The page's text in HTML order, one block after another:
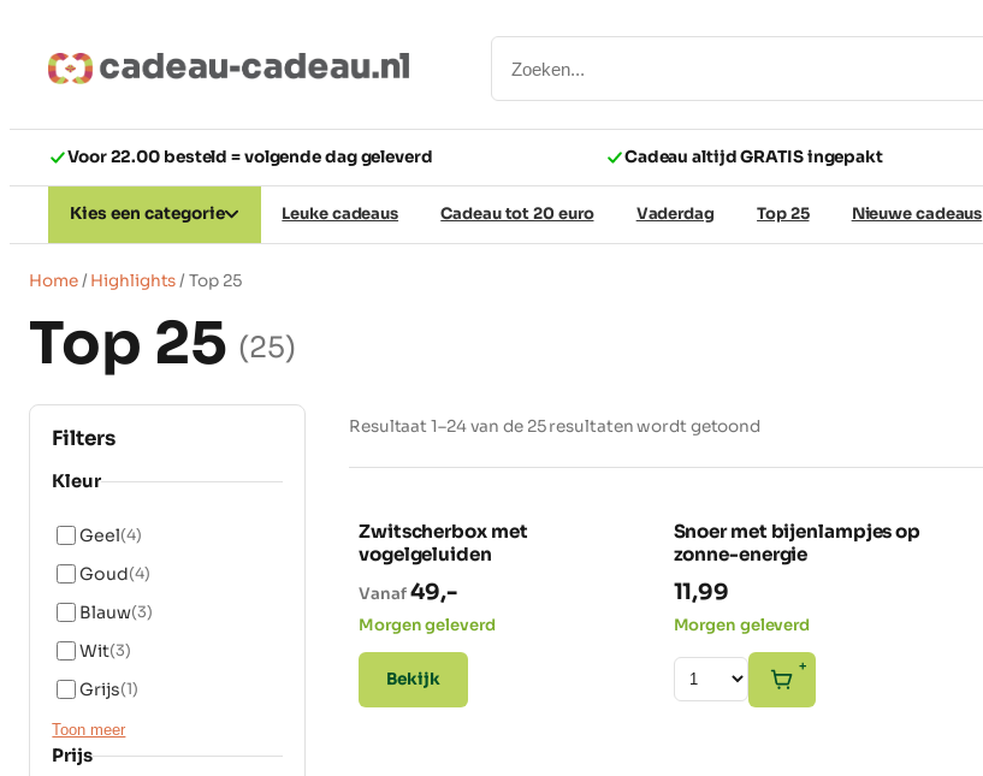
Voor 22.00 besteld = volgende dag geleverd Cadeau altijd GRATIS ingepakt
Kies een categorie Leuke cadeaus Cadeau tot 20 euro Vaderdag Top 25 Nieuwe cadeaus
Home/ Highlights/ Top 25
Top 25 (25)
Resultaat 1–24 van de 25 resultaten wordt getoond
Zwitscherbox met
vogelgeluiden
Vanaf 49,-
Morgen geleverd
Bekijk
NIEUW
Snoer met bijenlampjes op
zonne-energie
11,99
Morgen geleverd
+
Filters
Kleur
Geel(4)
Goud(4)
Blauw(3)
Wit(3)
Grijs(1)
Toon meer
Prijs